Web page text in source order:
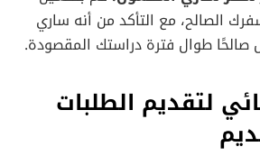
الصالح، مع التأكد من أنه ساري
طوال فترة دراستك المقصودة.
لتقديم الطلبات